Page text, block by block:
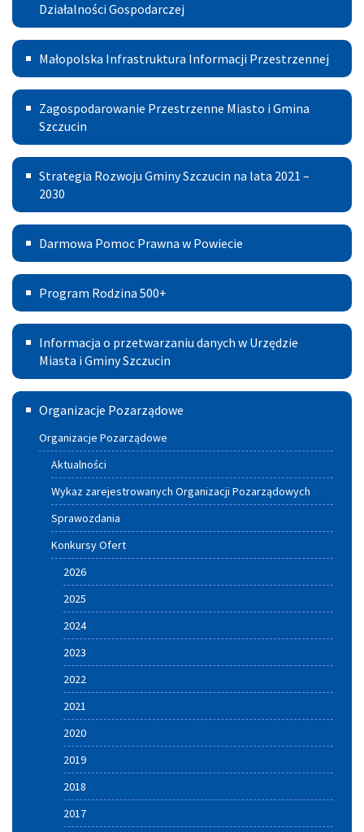
Ewidencja
I
Informacja
o
Działalności
Gospodarczej
Działalności Gospodarczej
Małopolska
Infrastruktura
Informacji
Przestrzennej
Małopolska Infrastruktura Informacji Przestrzennej
Zagospodarowanie
Przestrzenne
Miasto
Zagospodarowanie Przestrzenne Miasto i Gmina
Szczucin
Strategia
Rozwoju
Gminy
Szczucin
na
lata
2021
–
2030
Strategia Rozwoju Gminy Szczucin na lata 2021 –
2030
Darmowa
Pomoc
Prawna
w
Powiecie
Darmowa Pomoc Prawna w Powiecie
Program
Rodzina
500+
Program Rodzina 500+
Informacja
przetwarzaniu
danych
Urzędzie
Miasta
Gminy
Szczucin
Informacja o przetwarzaniu danych w Urzędzie
Miasta i Gminy Szczucin
Szczuciński
Portal
Aktywnych
Organizacje Pozarządowe
Organizacje Pozarządowe
Aktualności
Wykaz zarejestrowanych Organizacji Pozarządowych
Sprawozdania
Konkursy Ofert
2026
2025
2024
2023
2022
2021
2020
2019
2018
2017